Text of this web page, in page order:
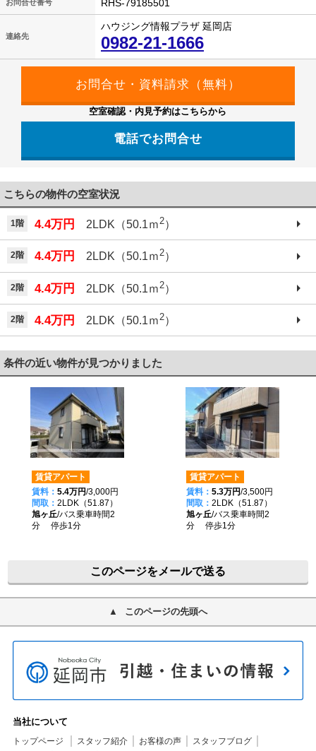
お問合せ番号 RHS-79185501
連絡先
ハウジング情報プラザ 延岡店
0982-21-1666
空室確認・内見予約はこちらから
電話でお問合せ
こちらの物件の空室状況
1階 4.4万円 2LDK（50.1ｍ2）
2階 4.4万円 2LDK（50.1ｍ2）
2階 4.4万円 2LDK（50.1ｍ 2）
2階 4.4万円 2LDK（50.1ｍ 2）
条件の近い物件が見つかりました
賃貸アパート
賃料： 5.4万円/3,000円
間取： 2LDK（51.87）
旭ヶ丘/バス乗車時間2
分 停歩1分
賃貸アパート
賃料：5.3万円/3,500円
間取：2LDK（51.87）
旭ヶ丘/バス乗車時間2
分 停歩1分
このページをメールで送る
このページの先頭へ
当社について
トップページ スタッフ紹介 お客様の声
スタッフブログ